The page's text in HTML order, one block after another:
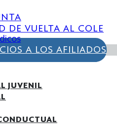
DE VUELTA AL COLE
A LOS AFILIADOS
JUVENIL